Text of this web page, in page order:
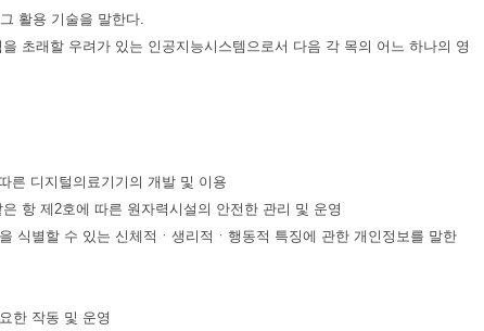
활용 기술을 말한다.
초래할 우려가 있는 인공지능시스템으로서 다음 각 목의 어느 하나의 영
른 디지털의료기기의 개발 및 이용
항 제2호에 따른 원자력시설의 안전한 관리 및 운영
식별할 수 있는 신체적ㆍ생리적ㆍ행동적 특징에 관한 개인정보를 말한
한 작동 및 운영